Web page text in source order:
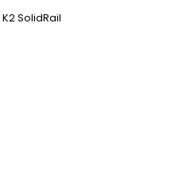
SolidRail